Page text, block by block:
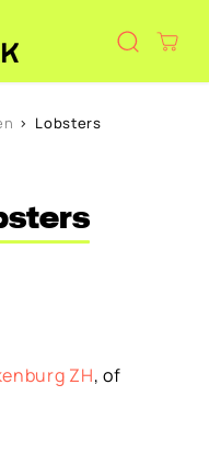
Lobsters
ZH, of